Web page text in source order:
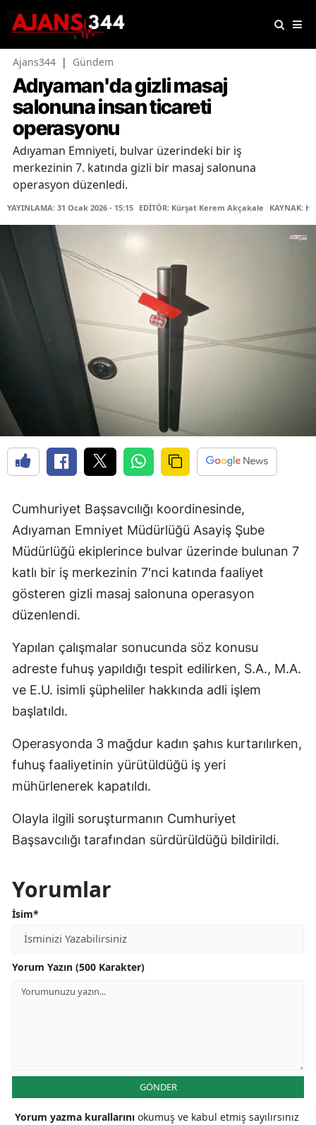
Ajans344 | Gündem
Adıyaman'da gizli masaj
salonuna insan ticareti
operasyonu
Adıyaman Emniyeti, bulvar üzerindeki bir iş
merkezinin 7. katında gizli bir masaj salonuna
operasyon düzenledi.
YAYINLAMA: 31 Ocak 2026 - 15:15 EDİTÖR: Kürşat Kerem Akçakale KAYNAK:
Cumhuriyet Başsavcılığı koordinesinde,
Adıyaman Emniyet Müdürlüğü Asayiş Şube
Müdürlüğü ekiplerince bulvar üzerinde bulunan 7
katlı bir iş merkezinin 7'nci katında faaliyet
gösteren gizli masaj salonuna operasyon
düzenlendi.
Yapılan çalışmalar sonucunda söz konusu
adreste fuhuş yapıldığı tespit edilirken, S.A., M.A.
ve E.U. isimli şüpheliler hakkında adli işlem
başlatıldı.
Operasyonda 3 mağdur kadın şahıs kurtarılırken,
fuhuş faaliyetinin yürütüldüğü iş yeri
mühürlenerek kapatıldı.
Olayla ilgili soruşturmanın Cumhuriyet
Başsavcılığı tarafından sürdürüldüğü bildirildi.
Yorumlar
İsim*
Yorum Yazın (500 Karakter)
GÖNDER
Yorum yazma kurallarını okumuş ve kabul etmiş sayılırsınız